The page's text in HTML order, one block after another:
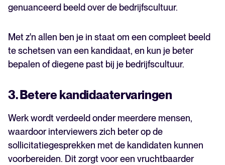
genuanceerd beeld over de bedrijfscultuur.
Met z'n allen ben je in staat om een compleet beeld
te schetsen van een kandidaat, en kun je beter
bepalen of diegene past bij je bedrijfscultuur.
3. Betere kandidaatervaringen
Werk wordt verdeeld onder meerdere mensen,
waardoor interviewers zich beter op de
sollicitatiegesprekken met de kandidaten kunnen
voorbereiden. Dit zorgt voor een vruchtbaarder